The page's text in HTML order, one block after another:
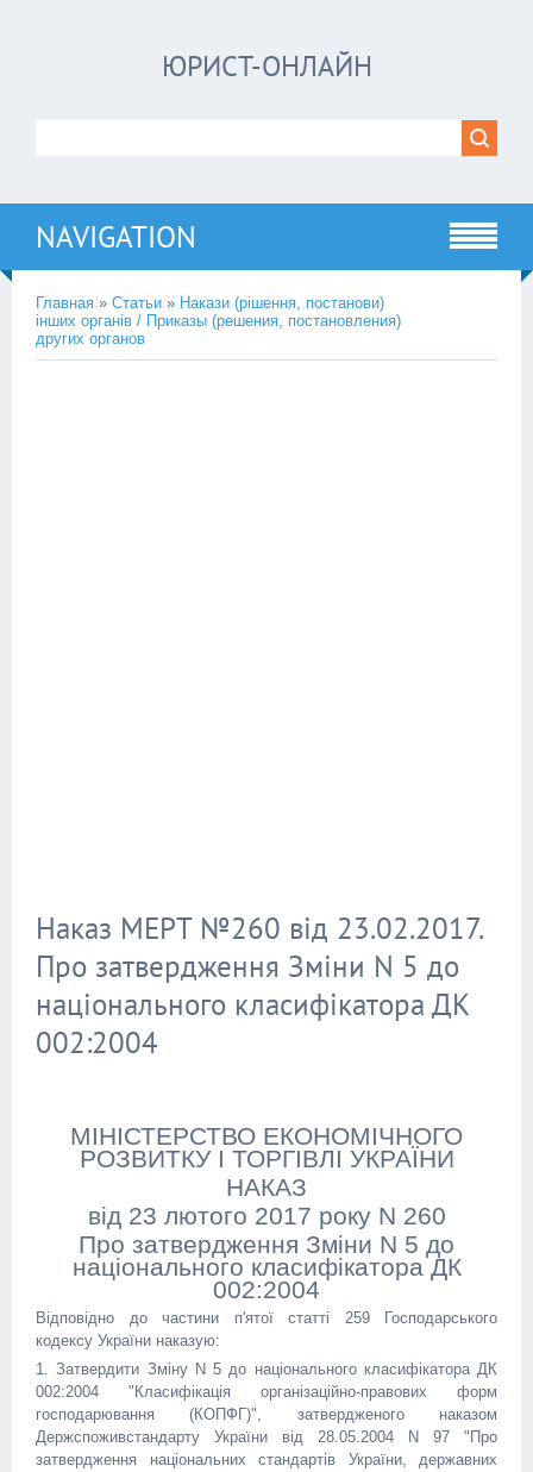
ЮРИСТ-ОНЛАЙН
NAVIGATION
Главная » Статьи » Накази (рішення, постанови)
інших органів / Приказы (решения, постановления)
других органов
Наказ МЕРТ №260 від 23.02.2017.
Про затвердження Зміни N 5 до
національного класифікатора ДК
002:2004
МІНІСТЕРСТВО ЕКОНОМІЧНОГО
РОЗВИТКУ І ТОРГІВЛІ УКРАЇНИ
НАКАЗ
від 23 лютого 2017 року N 260
Про затвердження Зміни N 5 до
національного класифікатора ДК
002:2004
Відповідно до частини п'ятої статті 259 Господарського
кодексу України наказую:
1. Затвердити Зміну N 5 до національного класифікатора ДК
002:2004 "Класифікація організаційно-правових форм
господарювання (КОПФГ)", затвердженого наказом
Держспоживстандарту України від 28.05.2004 N 97 "Про
затвердження національних стандартів України, державних